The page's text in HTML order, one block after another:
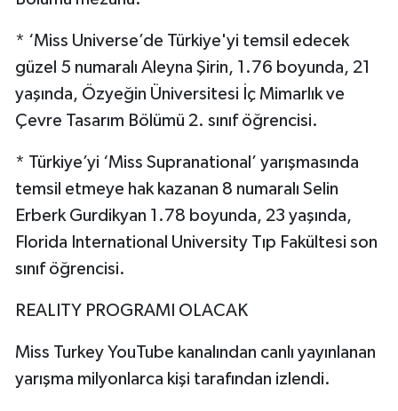
* ‘Miss Universe’de Türkiye'yi temsil edecek
güzel 5 numaralı Aleyna Şirin, 1.76 boyunda, 21
yaşında, Özyeğin Üniversitesi İç Mimarlık ve
Çevre Tasarım Bölümü 2. sınıf öğrencisi.
* Türkiye’yi ‘Miss Supranational’ yarışmasında
temsil etmeye hak kazanan 8 numaralı Selin
Erberk Gurdikyan 1.78 boyunda, 23 yaşında,
Florida International University Tıp Fakültesi son
sınıf öğrencisi.
REALITY PROGRAMI OLACAK
Miss Turkey YouTube kanalından canlı yayınlanan
yarışma milyonlarca kişi tarafından izlendi.